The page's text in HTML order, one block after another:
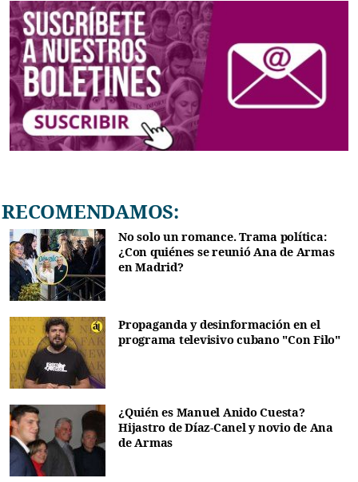
RECOMENDAMOS:
No solo un romance. Trama política:
¿Con quiénes se reunió Ana de Armas
en Madrid?
Propaganda y desinformación en el
programa televisivo cubano "Con Filo"
¿Quién es Manuel Anido Cuesta?
Hijastro de Díaz-Canel y novio de Ana
de Armas